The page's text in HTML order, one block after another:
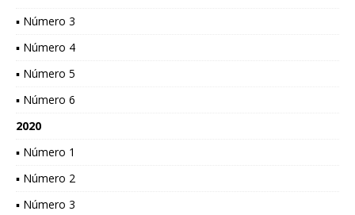
▪ Número 3
▪ Número 4
▪ Número 5
▪ Número 6
2020
▪ Número 1
▪ Número 2
▪ Número 3